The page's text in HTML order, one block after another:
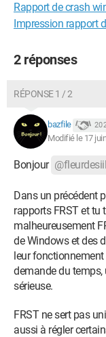
Rapport de crash
Impression rapport
2 réponses
RÉPONSE 1 / 2
bazfile 20
Modifié le 17
Bonjour
Dans un précédent
rapports FRST et tu
malheureusement
de Windows et des
leur fonctionnement
demande du
sérieuse.
FRST ne sert pas
aussi à régler